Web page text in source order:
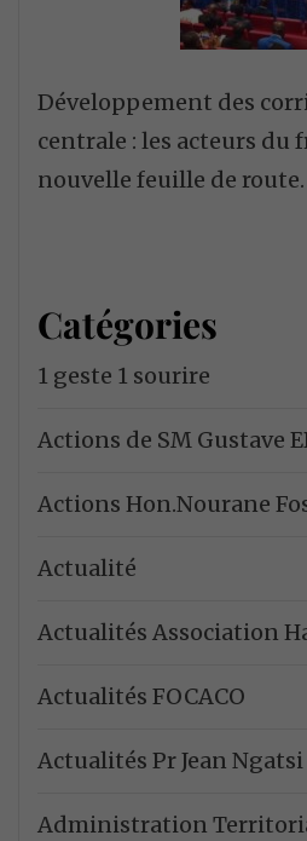
Développement des
centrale : les acteurs du
nouvelle feuille de route.
Catégories
1 geste 1 sourire
Actions de SM Gustave
Actions Hon.Nourane
Actualité
Actualités Association
Actualités FOCACO
Actualités Pr Jean Ngatsi
Administration